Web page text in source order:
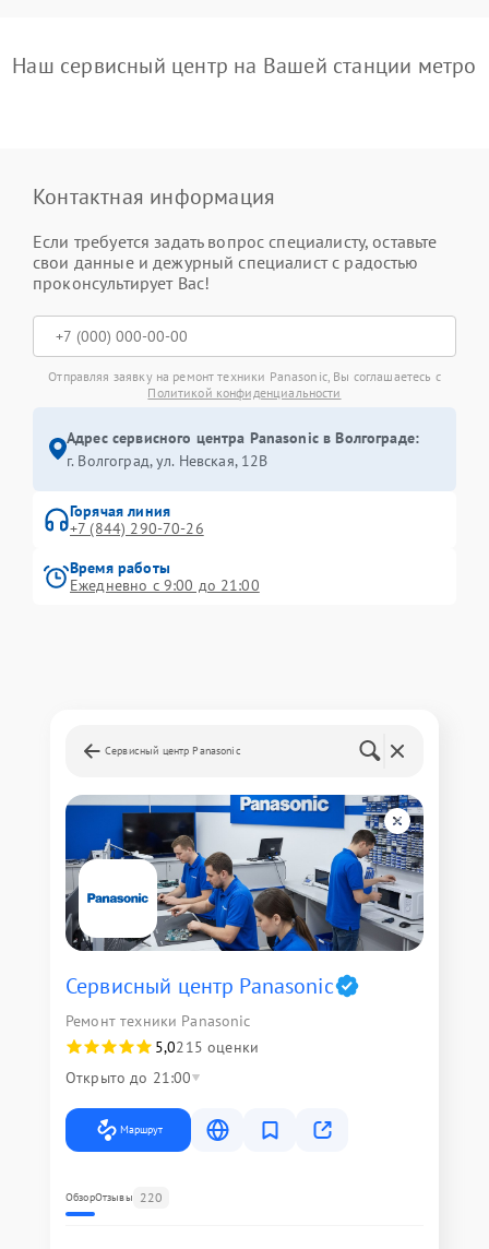
Наш сервисный центр на Вашей станции метро
Контактная информация
Если требуется задать вопрос специалисту, оставьте
свои данные и дежурный специалист с радостью
проконсультирует Вас!
Отправляя заявку на ремонт техники Panasonic, Вы соглашаетесь с
Политикой конфиденциальности
Адрес сервисного центра Panasonic в Волгограде:
г. Волгоград, ул. Невская, 12В
Горячая линия
+7 (844) 290-70-26
Время работы
Ежедневно с 9:00 до 21:00
Сервисный центр Panasonic
Сервисный центр Panasonic
Ремонт техники Panasonic
5,0215 оценки
Открыто до 21:00
Маршрут
ОбзорОтзывы 220